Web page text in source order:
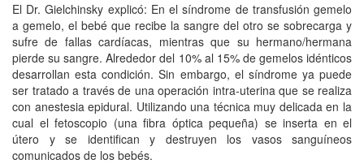
El Dr. Gielchinsky explicó: En el síndrome de transfusión gemelo
a gemelo, el bebé que recibe la sangre del otro se sobrecarga y
sufre de fallas cardíacas, mientras que su hermano/hermana
pierde su sangre. Alrededor del 10% al 15% de gemelos idénticos
desarrollan esta condición. Sin embargo, el síndrome ya puede
ser tratado a través de una operación intra-uterina que se realiza
con anestesia epidural. Utilizando una técnica muy delicada en la
cual el fetoscopio (una fibra óptica pequeña) se inserta en el
útero y se identifican y destruyen los vasos sanguíneos
comunicados de los bebés.